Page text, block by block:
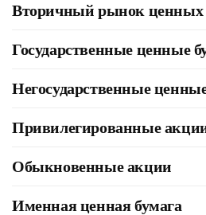
Вторичный рынок ценных
Государственные ценные
Негосударственные
Привилегированные
Обыкновенные акции
Именная ценная бумага